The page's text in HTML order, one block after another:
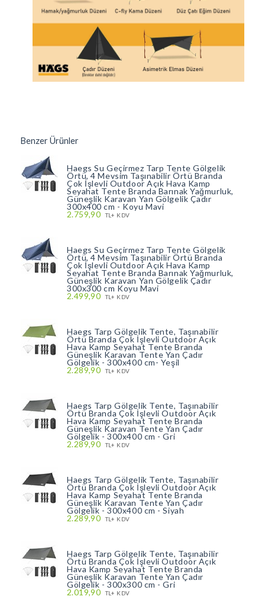
Benzer Ürünler
Haegs Su Geçirmez Tarp Tente Gölgelik
Örtü, 4 Mevsim Taşınabilir Örtü Branda
Çok İşlevli Outdoor Açık Hava Kamp
Seyahat Tente Branda Barınak Yağmurluk,
Güneşlik Karavan Yan Gölgelik Çadır
300x400 cm - Koyu Mavi
2.759,90 TL+ KDV
Haegs Su Geçirmez Tarp Tente Gölgelik
Örtü, 4 Mevsim Taşınabilir Örtü Branda
Çok İşlevli Outdoor Açık Hava Kamp
Seyahat Tente Branda Barınak Yağmurluk,
Güneşlik Karavan Yan Gölgelik Çadır
300x300 cm Koyu Mavi
2.499,90 TL+ KDV
Haegs Tarp Gölgelik Tente, Taşınabilir
Örtü Branda Çok İşlevli Outdoor Açık
Hava Kamp Seyahat Tente Branda
Güneşlik Karavan Tente Yan Çadır
Gölgelik - 300x400 cm- Yeşil
2.289,90 TL+ KDV
Haegs Tarp Gölgelik Tente, Taşınabilir
Örtü Branda Çok İşlevli Outdoor Açık
Hava Kamp Seyahat Tente Branda
Güneşlik Karavan Tente Yan Çadır
Gölgelik - 300x400 cm - Gri
2.289,90 TL+ KDV
Haegs Tarp Gölgelik Tente, Taşınabilir
Örtü Branda Çok İşlevli Outdoor Açık
Hava Kamp Seyahat Tente Branda
Güneşlik Karavan Tente Yan Çadır
Gölgelik - 300x400 cm - Siyah
2.289,90 TL+ KDV
Haegs Tarp Gölgelik Tente, Taşınabilir
Örtü Branda Çok İşlevli Outdoor Açık
Hava Kamp Seyahat Tente Branda
Güneşlik Karavan Tente Yan Çadır
Gölgelik - 300x300 cm - Gri
2.019,90 TL+ KDV